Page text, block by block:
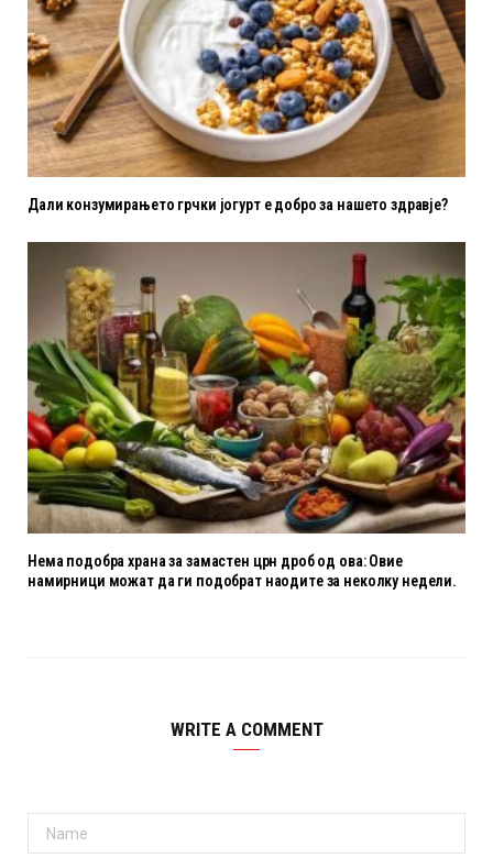
Дали конзумирањето грчки јогурт е добро за нашето здравје?
Нема подобра храна за замастен црн дроб од ова: Овие
намирници можат да ги подобрат наодите за неколку недели.
WRITE A COMMENT